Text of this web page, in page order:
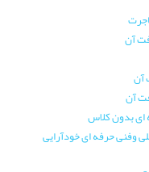
آن
آن
آن
ای بدون کلاس
وفنی حرفه ای خودآرایی